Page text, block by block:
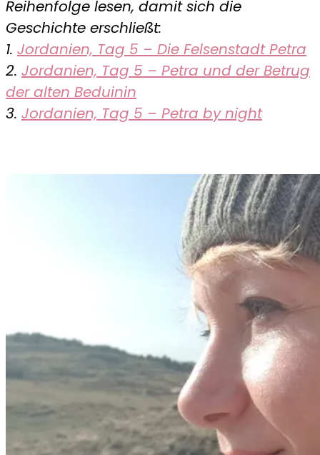
Reihenfolge lesen, damit sich die
Geschichte erschließt:
1. Jordanien, Tag 5 – Die Felsenstadt Petra
2. Jordanien, Tag 5 – Petra und der Betrug
der alten Beduinin
3. Jordanien, Tag 5 – Petra by night